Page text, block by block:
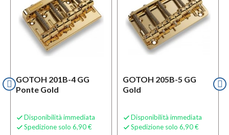
GOTOH 201B-4 GG
Ponte Gold
 Disponibilità immediata
 Spedizione solo 6,90 €
GOTOH 205B-5 GG
Gold
 Disponibilità immediata
 Spedizione solo 6,90 €